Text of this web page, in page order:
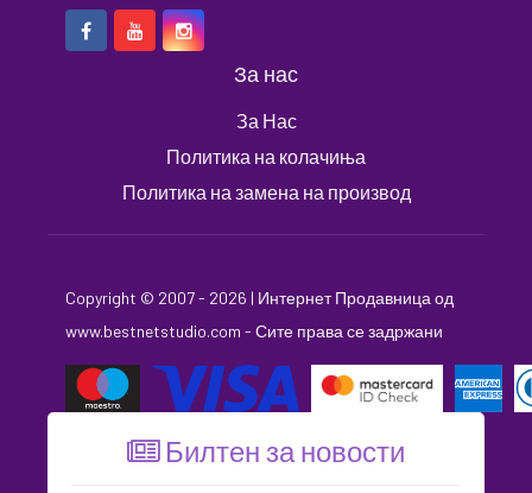
За нас
За Нас
Политика на колачиња
Политика на замена на производ
Copyright © 2007 - 2026 | Интернет Продавница од
www.bestnetstudio.com - Сите права се задржани
Билтен за новости